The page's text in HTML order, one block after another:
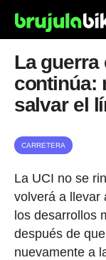
La guerra
continúa:
salvar el
CARRETERA
La UCI no se
volverá a llevar
los desarrollos
después de
nuevamente a